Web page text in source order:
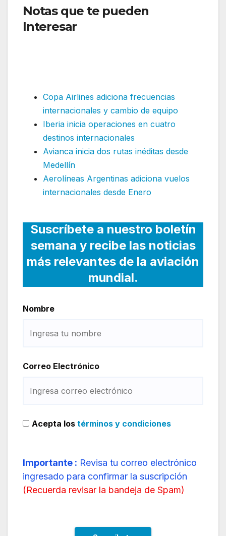
Notas que te pueden
Interesar
Copa Airlines adiciona frecuencias
internacionales y cambio de equipo
Iberia inicia operaciones en cuatro
destinos internacionales
Avianca inicia dos rutas inéditas desde
Medellín
Aerolíneas Argentinas adiciona vuelos
internacionales desde Enero
Suscríbete a nuestro boletín
semana y recibe las noticias
más relevantes de la aviación
mundial.
Nombre
Correo Electrónico
Acepta los términos y condiciones
Importante : Revisa tu correo electrónico
ingresado para confirmar la suscripción
(Recuerda revisar la bandeja de Spam)